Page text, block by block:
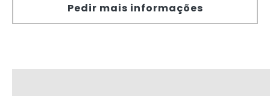
Pedir mais informações